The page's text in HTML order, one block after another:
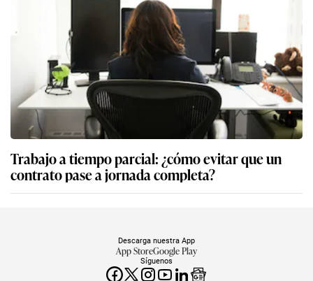
Trabajo a tiempo parcial: ¿cómo evitar que un
contrato pase a jornada completa?
Síguenos
Descarga nuestra App
App StoreGoogle Play